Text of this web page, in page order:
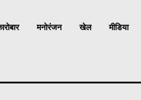
मनोरंजन खेल मीडिया